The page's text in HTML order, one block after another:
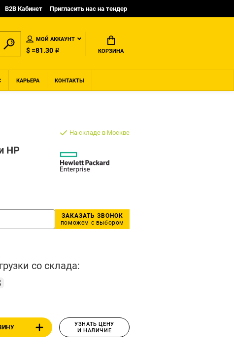
B2B Кабинет Пригласить нас на тендер
МОЙ АККАУНТ
$ =81.30 ₽ КОРЗИНА
КАРЬЕРА КОНТАКТЫ
HP
На складе в Москве
ЗАКАЗАТЬ ЗВОНОК
поможем с выбором
со склада:
УЗНАТЬ ЦЕНУ
И НАЛИЧИЕ